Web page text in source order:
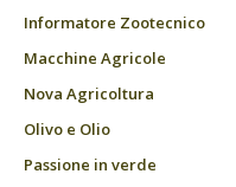
Informatore Zootecnico
Macchine Agricole
Nova Agricoltura
Olivo e Olio
Passione in verde